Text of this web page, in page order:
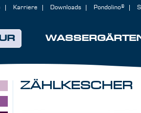
Karriere Downloads Pondolino®
ZÄHLKESCHER